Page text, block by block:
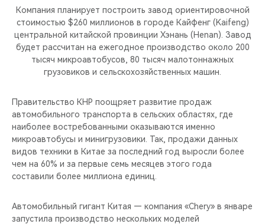
КРОССОВЕРЫ
СЕДАНЫ
КРЕДИТ И СТРАХОВАНИЕ
ЗАПЧАСТИ И АКСЕССУАРЫ
ПОДДЕРЖКА
О БРЕНДЕ
CHERY В СОЦСЕТЯХ
БЛАГОТВОРИТЕЛЬНОСТЬ
CHERY REMOTE
CHERY И СПОРТ
ВИДЕООБЗОРЫ
КРЕДИТ
МЫ В СОЦСЕТЯХ
Компания планирует построить завод ориентировочной
стоимостью $260 миллионов в городе Кайфенг (Kaifeng)
центральной китайской провинции Хэнань (Henan). Завод
будет рассчитан на ежегодное производство около 200
тысяч микроавтобусов, 80 тысяч малотоннажных
грузовиков и сельскохозяйственных машин.
Правительство КНР поощряет развитие продаж
автомобильного транспорта в сельских областях, где
наиболее востребованными оказываются именно
микроавтобусы и минигрузовики. Так, продажи данных
видов техники в Китае за последний год выросли более
чем на 60% и за первые семь месяцев этого года
составили более миллиона единиц.
Автомобильный гигант Китая — компания «Chery» в январе
запустила производство нескольких моделей